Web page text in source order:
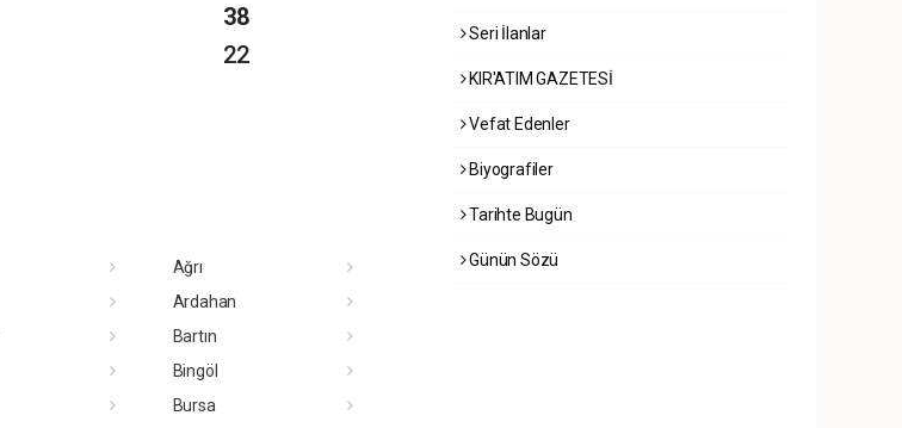
38
22
Ağrı
Ardahan
Bartın
Bingöl
Bursa
Seri İlanlar
KIR'ATIM GAZETESİ
Vefat Edenler
Biyografiler
Tarihte Bugün
Günün Sözü